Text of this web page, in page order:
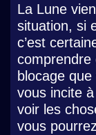
La Lune
situation, si
c’est
comprendre
blocage
vous incite
voir les
vous